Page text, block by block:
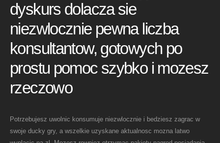
dyskurs dolacza sie
niezwlocznie pewna liczba
konsultantow, gotowych po
prostu pomoc szybko i mozesz
rzeczowo
Potrzebujesz uwolnic konsumuje niezwlocznie i bedziesz zagrac w
swoje ducky gry, a wszelkie uzyskane aktualnosc mozna latwo